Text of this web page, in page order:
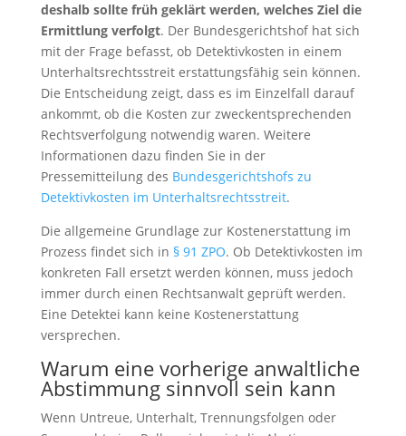
deshalb sollte früh geklärt werden, welches Ziel die
Ermittlung verfolgt. Der Bundesgerichtshof hat sich
mit der Frage befasst, ob Detektivkosten in einem
Unterhaltsrechtsstreit erstattungsfähig sein können.
Die Entscheidung zeigt, dass es im Einzelfall darauf
ankommt, ob die Kosten zur zweckentsprechenden
Rechtsverfolgung notwendig waren. Weitere
Informationen dazu finden Sie in der
Pressemitteilung des Bundesgerichtshofs zu
Detektivkosten im Unterhaltsrechtsstreit.
Die allgemeine Grundlage zur Kostenerstattung im
Prozess findet sich in § 91 ZPO. Ob Detektivkosten im
konkreten Fall ersetzt werden können, muss jedoch
immer durch einen Rechtsanwalt geprüft werden.
Eine Detektei kann keine Kostenerstattung
versprechen.
Warum eine vorherige anwaltliche
Abstimmung sinnvoll sein kann
Wenn Untreue, Unterhalt, Trennungsfolgen oder